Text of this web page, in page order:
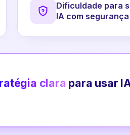
Dificuldade para
IA com segurança
clara para usar